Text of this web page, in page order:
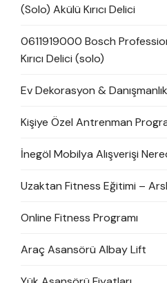
(Solo) Akülü Kırıcı Delici
0611919000 Bosch
Kırıcı Delici (solo)
Ev Dekorasyon & Danışmanlık
Kişiye Özel Antrenman
İnegöl Mobilya Alışverişi
Uzaktan Fitness Eğitimi –
Online Fitness Programı
Araç Asansörü Albay Lift